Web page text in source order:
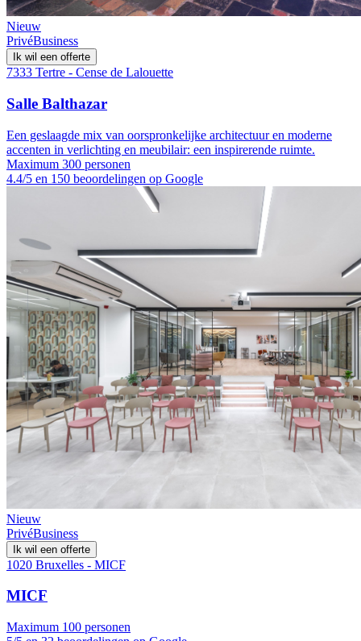
Nieuw
PrivéBusiness
Ik wil een offerte
7333 Tertre - Cense de Lalouette
Salle Balthazar
Een geslaagde mix van oorspronkelijke architectuur en moderne
accenten in verlichting en meubilair: een inspirerende ruimte.
Maximum 300 personen
4.4/5 en 150 beoordelingen op Google
Nieuw
PrivéBusiness
Ik wil een offerte
1020 Bruxelles - MICF
MICF
Maximum 100 personen